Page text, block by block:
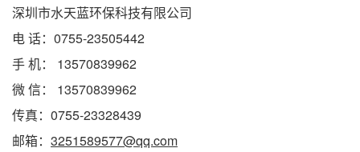
深圳市水天蓝环保科技有限公司
电 话：0755-23505442
手 机： 13570839962
微 信： 13570839962
传真：0755-23328439
邮箱： 3251589577@qq.com